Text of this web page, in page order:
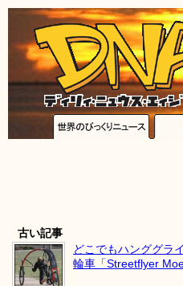
古い記事
どこでもハンググラ
輪車「Streetflyer